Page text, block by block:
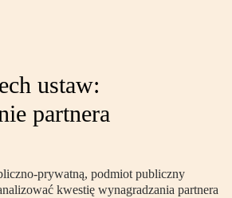
ustaw:
partnera
prywatną, podmiot publiczny
kwestię wynagradzania partnera